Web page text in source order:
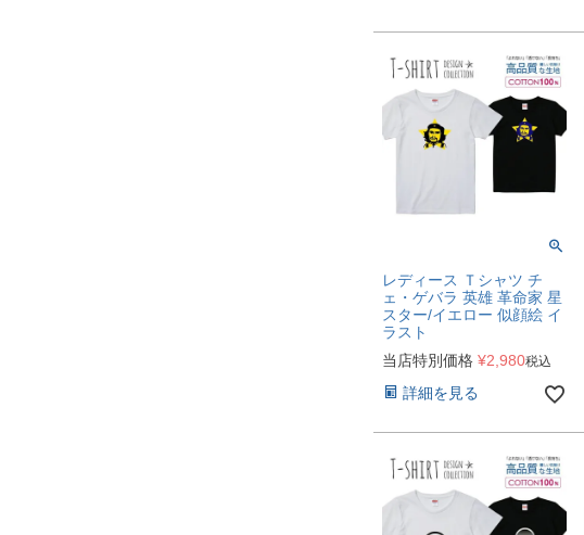
レディース Ｔシャツ チ
ェ・ゲバラ 英雄 革命家 星
スター/イエロー 似顔絵 イ
ラスト
当店特別価格 ¥2,980税込
詳細を見る